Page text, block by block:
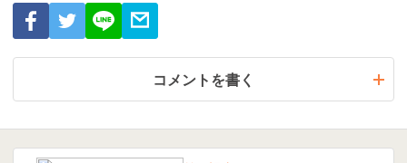
コメントを書く